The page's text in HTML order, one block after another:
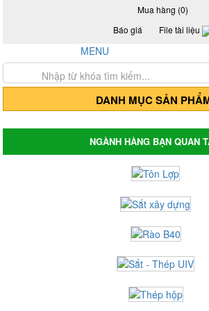
Mua hàng (0)
Báo giá
File tài liệu
MENU
Trang chủ
Giới thiệu
Thép hộp mạ kẽm - Thép hộp đen
Thép hộp đen
Thép hộp mã kẽm Hòa Phát
Thép hộp mã kẽm Hoa Sen
Giá tôn lợp, tôn Hoa Sen, tôn Đông Á, tôn
Tôn mạ màu Trung Quốc
Tôn mạ màu Phương Nam
Tôn mạ màu Đông Á
Tôn lợp Hòa Phát
Tôn lợp Hoa Sen
Tôn chống nóng - Tôn cách nhiệt
DANH MỤC SẢN
NGÀNH HÀNG BẠN QUAN